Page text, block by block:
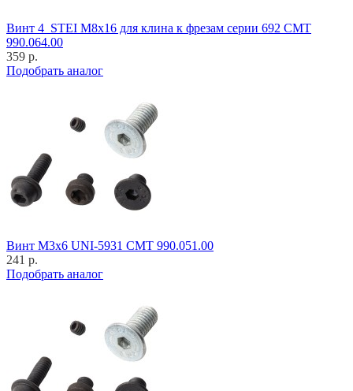
Винт 4_STEI M8x16 для клина к фрезам серии 692 CMT
990.064.00
359 р.
Подобрать аналог
Винт M3x6 UNI-5931 CMT 990.051.00
241 р.
Подобрать аналог